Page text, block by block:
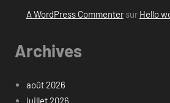
A WordPress Commentersur Hello
Archives
août 2026
juillet 2026